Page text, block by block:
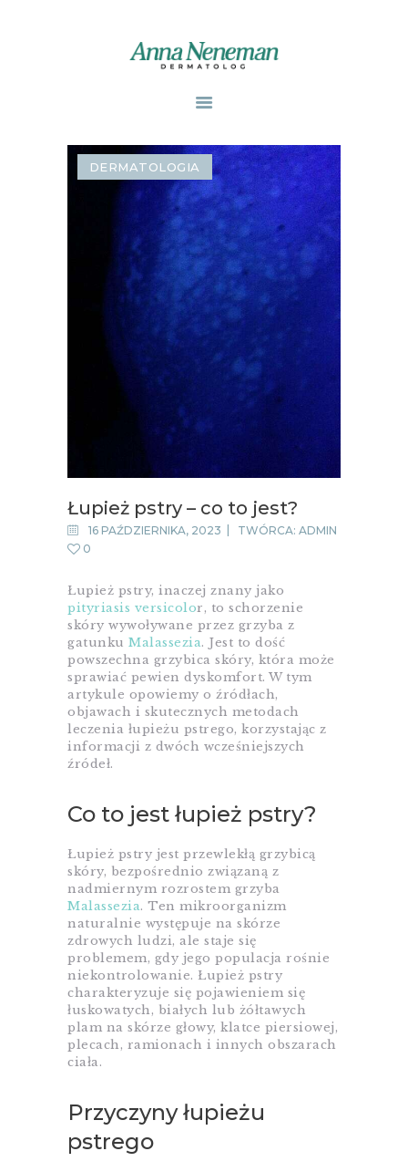
PUBLIKACJE
ZABIEGI
O MNIE
GABINETY
WPISY
KONTAKT
DERMATOLOGIA
Łupież pstry – co to jest?
16 PAŹDZIERNIKA, 2023 TWÓRCA: ADMIN
0
Łupież pstry, inaczej znany jako
pityriasis versicolor, to schorzenie
skóry wywoływane przez grzyba z
gatunku Malassezia. Jest to dość
powszechna grzybica skóry, która może
sprawiać pewien dyskomfort. W tym
artykule opowiemy o źródłach,
objawach i skutecznych metodach
leczenia łupieżu pstrego, korzystając z
informacji z dwóch wcześniejszych
źródeł.
Co to jest łupież pstry?
Łupież pstry jest przewlekłą grzybicą
skóry, bezpośrednio związaną z
nadmiernym rozrostem grzyba
Malassezia. Ten mikroorganizm
naturalnie występuje na skórze
zdrowych ludzi, ale staje się
problemem, gdy jego populacja rośnie
niekontrolowanie. Łupież pstry
charakteryzuje się pojawieniem się
łuskowatych, białych lub żółtawych
plam na skórze głowy, klatce piersiowej,
plecach, ramionach i innych obszarach
ciała.
Przyczyny łupieżu
pstrego